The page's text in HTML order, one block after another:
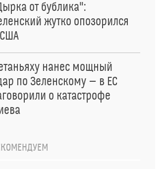
от бублика":
жутко опозорился
нанес мощный
по Зеленскому — в ЕС
о катастрофе